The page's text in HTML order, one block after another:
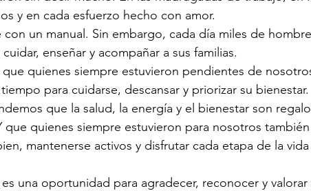
y en cada esfuerzo hecho con amor.
con un manual. Sin embargo, cada día miles de
enseñar y acompañar a sus familias.
quienes siempre estuvieron pendientes de
para cuidarse, descansar y priorizar su bienestar.
que la salud, la energía y el bienestar son
que quienes siempre estuvieron para nosotros también
mantenerse activos y disfrutar cada etapa de la
una oportunidad para agradecer, reconocer y